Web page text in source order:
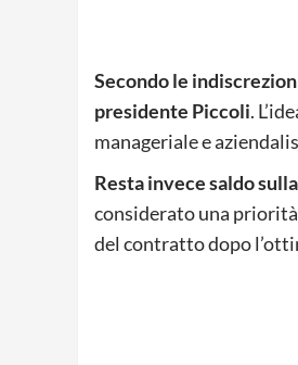
Secondo le
presidente Piccoli.
manageriale e
Resta invece saldo
considerato una
del contratto dopo